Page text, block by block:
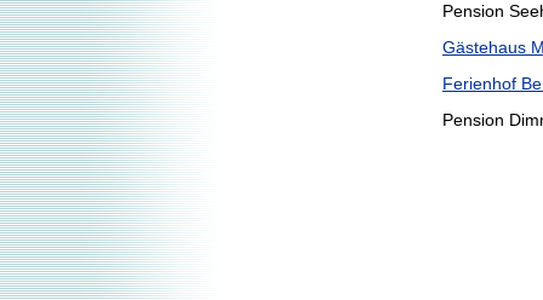
Pension
Gästehaus
Ferienhof
Pension